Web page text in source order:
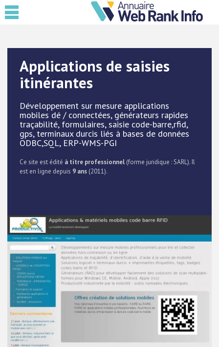
Applications de saisies
itinérantes
Développement sur mesure applications
mobiles dé / connectées, générateurs rapides
traçabilité, formulaires, saisie code-barre,rfid,
gps, terminaux durcis liés à bases de données
ODBC,SQL, ERP-WMS-PGI
Ce site est édité à titre professionnel (forme juridique : SARL). Il
est en ligne depuis 9 ans (2011).